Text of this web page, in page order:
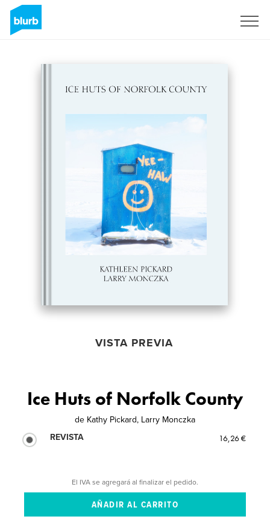
VISTA PREVIA
Ice Huts of Norfolk County
de Kathy Pickard, Larry Monczka
REVISTA
16,26 €
El IVA se agregará al finalizar el pedido.